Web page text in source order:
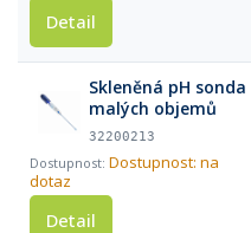
Detail
Skleněná pH
malých objemů
32200213
Dostupnost: na
dotaz
Detail